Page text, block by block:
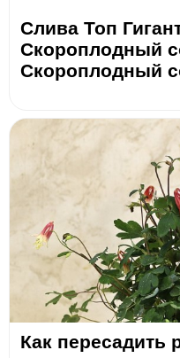
Слива Топ
Скороплодный
Скороплодный
Как пересадить